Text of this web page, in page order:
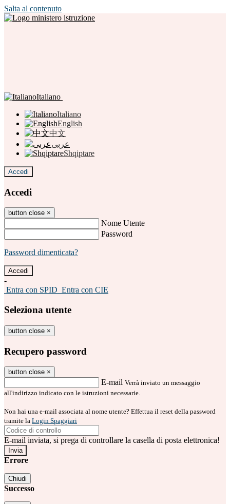
Salta al contenuto
Italiano
Italiano
English
中文
عربى
Shqiptare
Accedi
Accedi
button close ×
Nome Utente
Password
Password dimenticata?
-
Entra con SPID Entra con CIE
Seleziona utente
button close ×
Recupero password
button close ×
E-mail Verrà inviato un messaggio
all'indirizzo indicato con le istruzioni necessarie.
Non hai una e-mail associata al nome utente? Effettua il reset della password
tramite la Login Spaggiari
E-mail inviata, si prega di controllare la casella di posta elettronica!
Errore
Chiudi
Successo